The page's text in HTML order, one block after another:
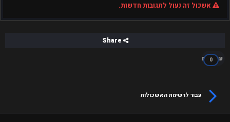
אשכול זה נעול לתגובות חדשות.
עוקבים
0
עבור לרשימת האשכולות